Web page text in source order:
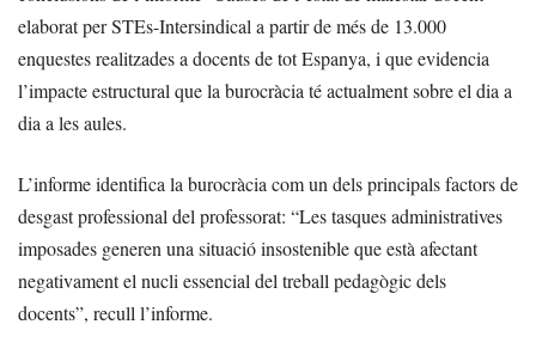
elaborat per STEs-Intersindical a partir de més de 13.000
enquestes realitzades a docents de tot Espanya, i que evidencia
l’impacte estructural que la burocràcia té actualment sobre el dia a
dia a les aules.
L’informe identifica la burocràcia com un dels principals factors de
desgast professional del professorat: “Les tasques administratives
imposades generen una situació insostenible que està afectant
negativament el nucli essencial del treball pedagògic dels
docents”, recull l’informe.